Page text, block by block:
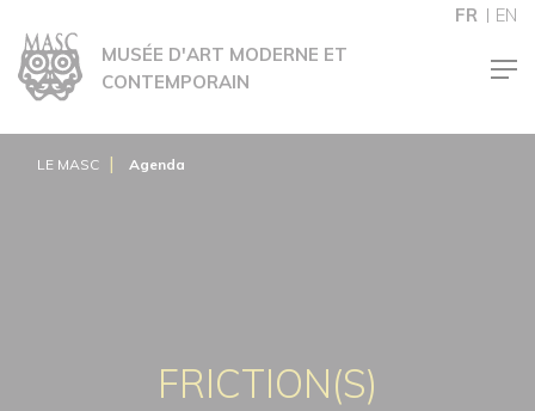
FR
EN
MUSÉE D'ART MODERNE ET
CONTEMPORAIN
LE MASC Agenda
FRICTION(S)